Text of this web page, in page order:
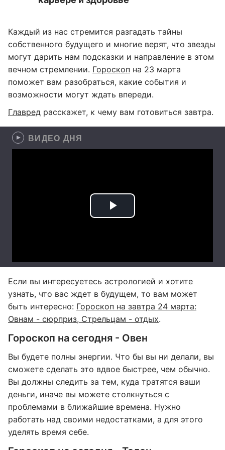
Каждый из нас стремится разгадать тайны
собственного будущего и многие верят, что звезды
могут дарить нам подсказки и направление в этом
вечном стремлении. Гороскоп на 23 марта
поможет вам разобраться, какие события и
возможности могут ждать впереди.
Главред расскажет, к чему вам готовиться завтра.
ВИДЕО ДНЯ
Если вы интересуетесь астрологией и хотите
узнать, что вас ждет в будущем, то вам может
быть интересно: Гороскоп на завтра 24 марта:
Овнам - сюрприз, Стрельцам - отдых.
Гороскоп на сегодня - Овен
Вы будете полны энергии. Что бы вы ни делали, вы
сможете сделать это вдвое быстрее, чем обычно.
Вы должны следить за тем, куда тратятся ваши
деньги, иначе вы можете столкнуться с
проблемами в ближайшие времена. Нужно
работать над своими недостатками, а для этого
уделять время себе.